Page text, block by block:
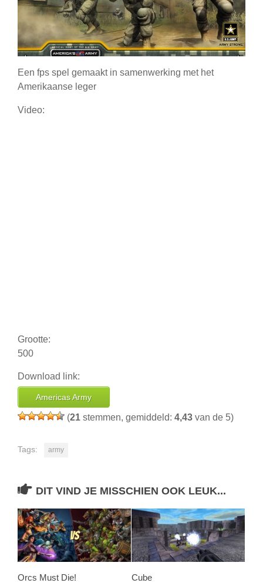
Een fps spel gemaakt in samenwerking met het
Amerikaanse leger
Video:
Grootte:
500
Download link:
Americas Army
(21 stemmen, gemiddeld: 4,43 van de 5)
Tags: army
DIT VIND JE MISSCHIEN OOK LEUK...
Orcs Must Die!
Cube